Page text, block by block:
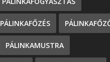
PÁLINKAFŐZÉS
PÁLINKAMUSTRA